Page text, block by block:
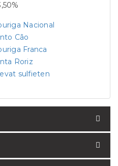
Nacional
Cão
Franca
Roriz
sulfieten